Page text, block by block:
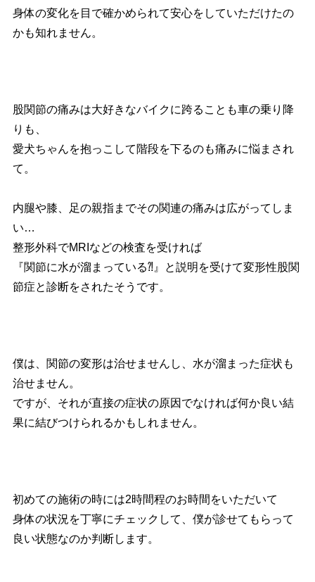
身体の変化を目で確かめられて安心をしていただけたの
かも知れません。
股関節の痛みは大好きなバイクに跨ることも車の乗り降
りも、
愛犬ちゃんを抱っこして階段を下るのも痛みに悩まされ
て。
内腿や膝、足の親指までその関連の痛みは広がってしま
い…
整形外科でMRIなどの検査を受ければ
『関節に水が溜まっている⁈』と説明を受けて変形性股関
節症と診断をされたそうです。
僕は、関節の変形は治せませんし、水が溜まった症状も
治せません。
ですが、それが直接の症状の原因でなければ何か良い結
果に結びつけられるかもしれません。
初めての施術の時には2時間程のお時間をいただいて
身体の状況を丁寧にチェックして、僕が診せてもらって
良い状態なのか判断します。